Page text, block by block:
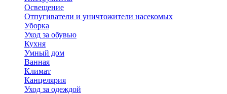
Освещение
Отпугиватели и уничтожители насекомых
Уборка
Уход за обувью
Кухня
Умный дом
Ванная
Климат
Канцелярия
Уход за одеждой